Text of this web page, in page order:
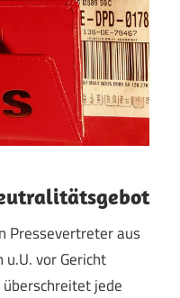
Pressevertreter aus
vor Gericht
jede